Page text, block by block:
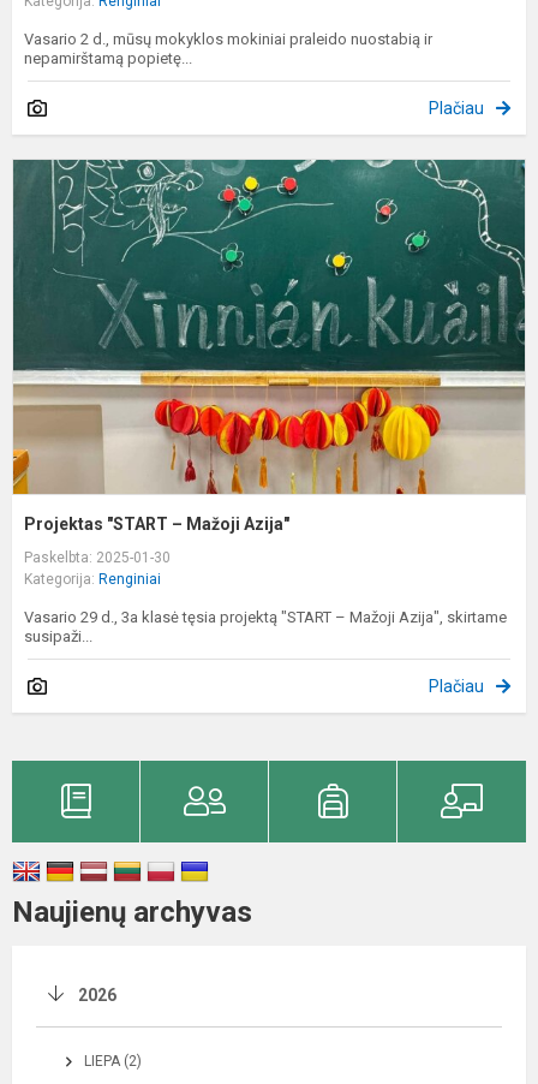
Vasario 2 d., mūsų mokyklos mokiniai praleido nuostabią ir
nepamirštamą popietę...
Plačiau
Projektas "START – Mažoji Azija"
Paskelbta: 2025-01-30
Kategorija: Renginiai
Vasario 29 d., 3a klasė tęsia projektą "START – Mažoji Azija", skirtame
susipaži...
Plačiau
Naujienų archyvas
2026
LIEPA (2)